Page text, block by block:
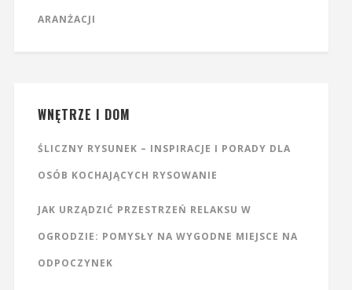
ARANŻACJI
WNĘTRZE I DOM
ŚLICZNY RYSUNEK – INSPIRACJE I PORADY DLA
OSÓB KOCHAJĄCYCH RYSOWANIE
JAK URZĄDZIĆ PRZESTRZEŃ RELAKSU W
OGRODZIE: POMYSŁY NA WYGODNE MIEJSCE NA
ODPOCZYNEK